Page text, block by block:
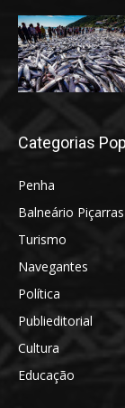
Categorias
Penha
Balneário Piçarras
Turismo
Navegantes
Política
Publieditorial
Cultura
Educação